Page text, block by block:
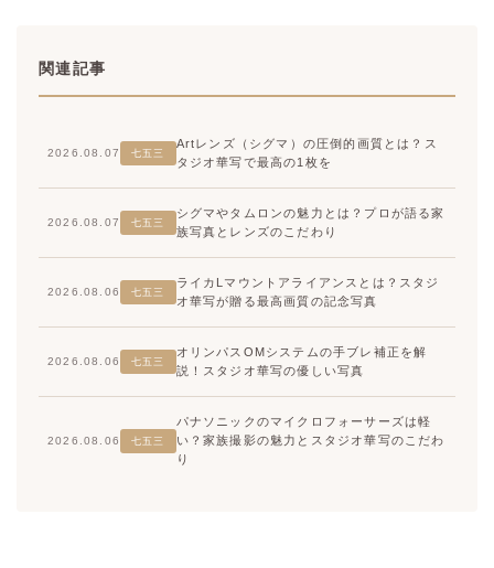
関連記事
2026.08.07 七五三
Artレンズ（シグマ）の圧倒的画質とは？ス
タジオ華写で最高の1枚を
2026.08.07 七五三
シグマやタムロンの魅力とは？プロが語る家
族写真とレンズのこだわり
2026.08.06 七五三
ライカLマウントアライアンスとは？スタジ
オ華写が贈る最高画質の記念写真
2026.08.06 七五三
オリンパスOMシステムの手ブレ補正を解
説！スタジオ華写の優しい写真
2026.08.06 七五三
パナソニックのマイクロフォーサーズは軽
い？家族撮影の魅力とスタジオ華写のこだわ
り